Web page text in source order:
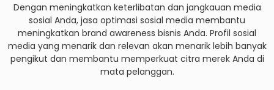
Dengan meningkatkan keterlibatan dan jangkauan media
sosial Anda, jasa optimasi sosial media membantu
meningkatkan brand awareness bisnis Anda. Profil sosial
media yang menarik dan relevan akan menarik lebih banyak
pengikut dan membantu memperkuat citra merek Anda di
mata pelanggan.